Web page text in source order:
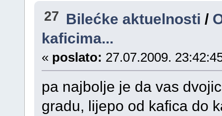
27 Bilećke aktuelnosti /
kaficima...
« poslato: 27.07.2009.
pa najbolje je da vas
gradu, lijepo od kafica do